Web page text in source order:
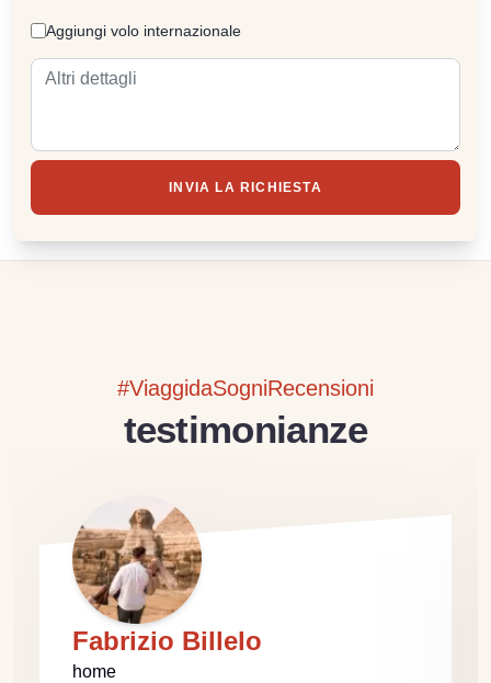
Aggiungi volo internazionale
INVIA LA RICHIESTA
#ViaggidaSogniRecensioni
testimonianze
Fabrizio Billelo
home